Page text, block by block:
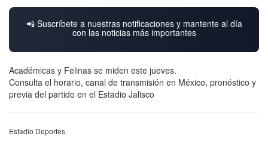
📲 Suscríbete a nuestras notificaciones y mantente al día
con las noticias más importantes
Académicas y Felinas se miden este jueves.
Consulta el horario, canal de transmisión en México, pronóstico y
previa del partido en el Estadio Jalisco
Estadio Deportes